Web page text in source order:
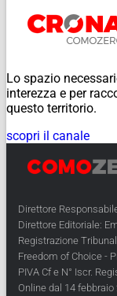
Lo spazio
interezza e per
questo territorio.
scopri il canale
Direttore
Direttore Editoriale:
Registrazione
Freedom of Choice -
PIVA Cf e N° Iscr.
Online dal 14 febbraio